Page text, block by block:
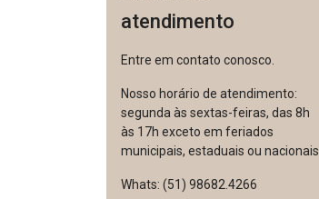
atendimento
Entre em contato conosco.
Nosso horário de atendimento:
segunda às sextas-feiras, das 8h
às 17h exceto em feriados
municipais, estaduais ou nacionais.
Whats: (51) 98682.4266